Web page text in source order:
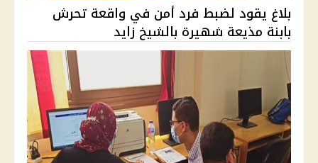
بلاغ يقود لضبط فرد أمن في واقعة تحرش
بابنة مذيعة شهيرة بالشيخ زايد